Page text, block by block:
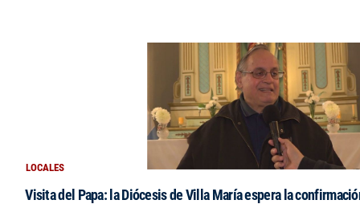
LOCALES
Visita del Papa: la Diócesis de Villa María espera la